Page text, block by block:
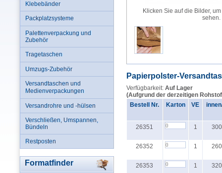
Klicken Sie auf die Bilder,
sehen.
Papierpolster-
Verfügbarkeit: Auf Lager
(Aufgrund der derzeitigen
Bestell Nr.
Karton VE
26351 1
26352 1
26353 1
Klebebänder
Packplatzsysteme
Palettenverpackung und
Zubehör
Tragetaschen
Umzugs-Zubehör
Versandtaschen und
Medienverpackungen
Versandrohre und -hülsen
Verschließen, Umspannen,
Bündeln
Restposten
Formatfinder